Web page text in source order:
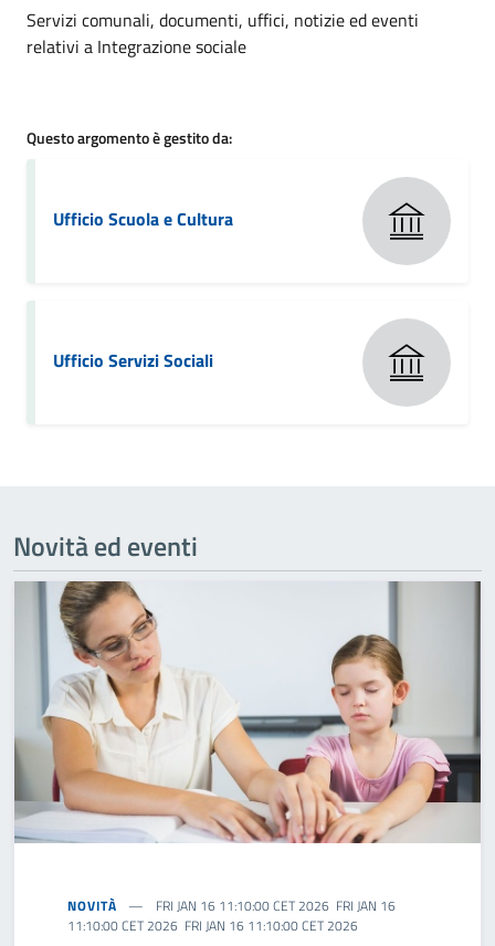
Dettagli della notizia
Servizi comunali, documenti, uffici, notizie ed eventi
relativi a Integrazione sociale
Questo argomento è gestito da:
Ufficio Scuola e Cultura
Ufficio Servizi Sociali
Novità ed eventi
NOVITÀ
FRI JAN 16 11:10:00 CET 2026 FRI JAN 16
11:10:00 CET 2026 FRI JAN 16 11:10:00 CET 2026